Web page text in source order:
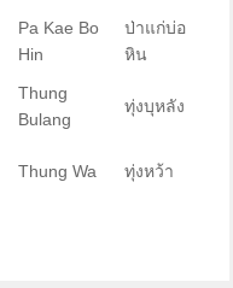
Pa Kae Bo
Hin
ป่าแก่บ่อ
หิน
Thung
Bulang
ทุ่งบุหลัง
Thung Wa ทุ่งหว้า